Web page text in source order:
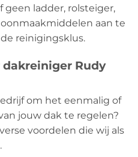
geen ladder, rolsteiger,
aan te
reinigingsklus.
Rudy
om het eenmalig of
jouw dak te regelen?
voordelen die wij als